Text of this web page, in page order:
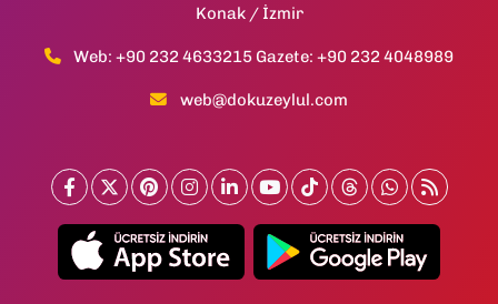
Konak / İzmir
Web: +90 232 4633215 Gazete: +90 232 4048989
web@dokuzeylul.com